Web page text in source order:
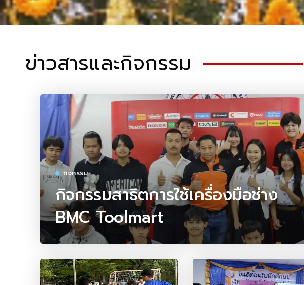
ข่าวสารและกิจกรรม
กิจกรรม
กิจกรรมสาธิตการใช้เครื่องมือช่าง
BMC Toolmart